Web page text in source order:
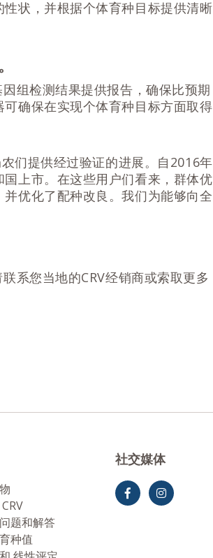
状，并根据个体育种目标提供清晰
组检测结果提供报告，确保比预期
确保在实现个体育种目标方面取得
们提供经过验证的进展。自2016年
上市。在这些用户们看来，群体优
优化了配种改良。我们为能够向全
系您当地的CRV经销商或索取更多
题和解答
种值
社交媒体